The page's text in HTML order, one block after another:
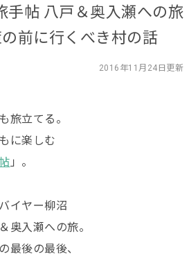
手帖 八戸＆奥入瀬への旅
の前に行くべき村の話
2016年11月24日更新
旅立てる。
に楽しむ
」。
イヤー柳沼
奥入瀬への旅。
最後の最後、